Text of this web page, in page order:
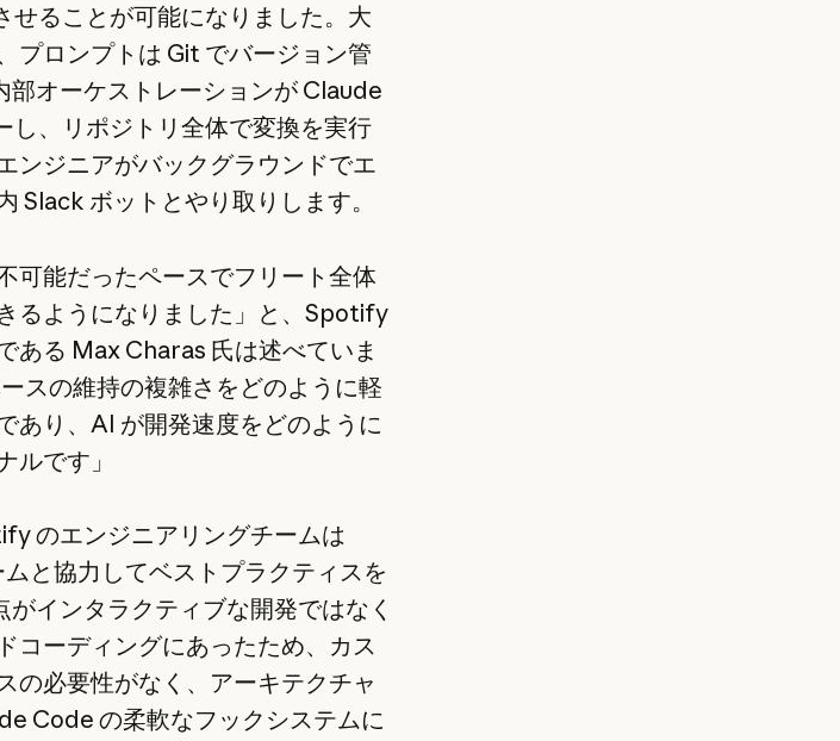
ることが可能になりました。大
プロンプトは Git でバージョン管
オーケストレーションが Claude
し、リポジトリ全体で変換を実行
ンジニアがバックグラウンドでエ
Slack ボットとやり取りします。
可能だったペースでフリート全体
るようになりました」と、Spotify
ある Max Charas 氏は述べていま
スの維持の複雑さをどのように軽
あり、AI が開発速度をどのように
ルです」
のエンジニアリングチームは
と協力してベストプラクティスを
インタラクティブな開発ではなく
コーディングにあったため、カス
の必要性がなく、アーキテクチャ
Code の柔軟なフックシステムに